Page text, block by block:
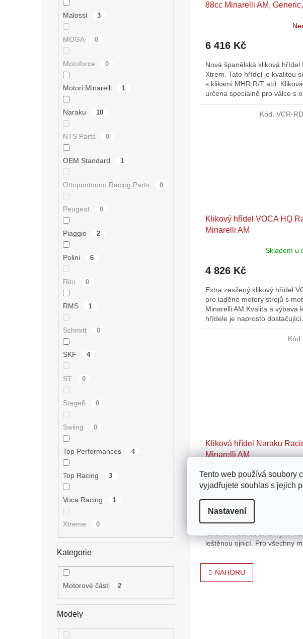
Tento web používá soubory
vyjadřujete souhlas s jejich
Nastavení
Malossi 3
MOGA 0
Motoforce 0
Motori Minarelli 1
Naraku 10
NTS Parts 0
OEM Standard 1
Ottopuntouno Racing Parts 0
Peugeot 0
Piaggio 2
Polini 6
Rito 0
RMS 1
Schmitt 0
SKF 4
ST 0
Stage6 0
Swiing 0
Top Performances 4
Top Racing 3
Voca Racing 1
Xtreme 0
Kategorie
Motorové části 2
Modely
88cc Minarelli AM,
6 416 Kč
Nová španělská kliková hřídel
Xtrem. Tato hřídel je kvalitou
s klikami MHR,R/T atd.
určena speciálně pro válce s
88ccm. Zvláštní...
Klikový hřídel VOCA HQ
Minarelli AM
Skladem u
4 826 Kč
Extra zesílený klikový hřídel
pro laděné motory strojů s
Minarelli AM.Kvalita a výbava
hřídele je naprosto
volba pro ambiciózní...
Kód: VCR-
Kliková hřídel Naraku
Minarelli AM
Skladem u
Kliková hřídel Naraku Racing,
AM - Top kvalita od Naraku.
leštěnou ojnicí. Pro všechny
Kód:
O
NAHORU